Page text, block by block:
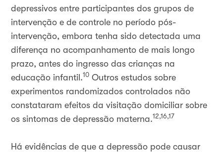
depressivos entre participantes dos grupos de
intervenção e de controle no período pós-
intervenção, embora tenha sido detectada uma
diferença no acompanhamento de mais longo
prazo, antes do ingresso das crianças na
educação infantil.10 Outros estudos sobre
experimentos randomizados controlados não
constataram efeitos da visitação domiciliar sobre
os sintomas de depressão materna.12,16,17
Há evidências de que a depressão pode causar